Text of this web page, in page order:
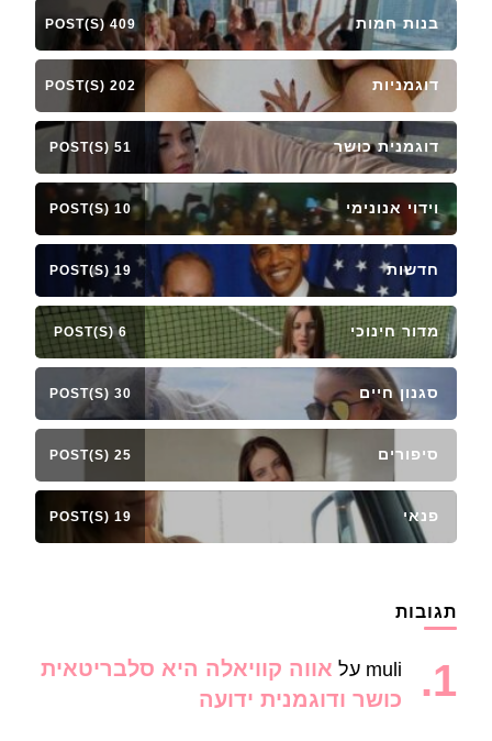
בנות חמות 409 POST(S)
דוגמניות 202 POST(S)
דוגמנית כושר 51 POST(S)
וידוי אנונימי 10 POST(S)
חדשות 19 POST(S)
מדור חינוכי 6 POST(S)
סגנון חיים 30 POST(S)
סיפורים 25 POST(S)
פנאי 19 POST(S)
תגובות
muli על אווה קוויאלה היא סלבריטאית
כושר ודוגמנית ידועה